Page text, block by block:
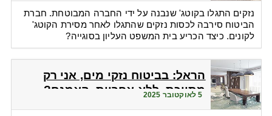
נזקים התגלו בקוטג' שנבנה על ידי החברה המבוטחת. חברת
הביטוח סירבה לכסות נזקים שהתגלו לאחר מסירת הקוטג'
לקונים. כיצד הכריע בית המשפט העליון בסוגייה?
הראל: בביטוח נזקי מים, אני רק
מתווכת, ללא אחריות. האמנם?
5 לאוקטובר 2025